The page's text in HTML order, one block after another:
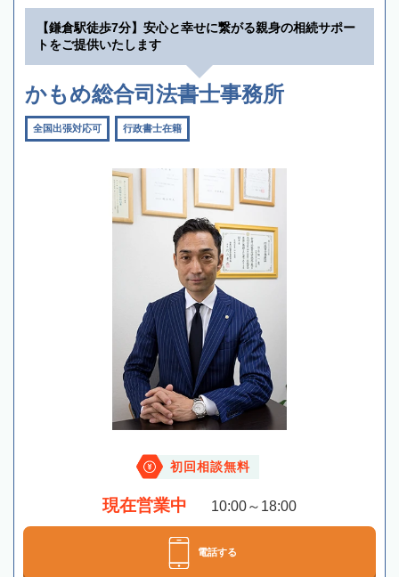
【鎌倉駅徒歩7分】安心と幸せに繋がる親身の相続サポー
トをご提供いたします
かもめ総合司法書士事務所
全国出張対応可 行政書士在籍
初回相談無料
現在営業中 10:00～18:00
電話する